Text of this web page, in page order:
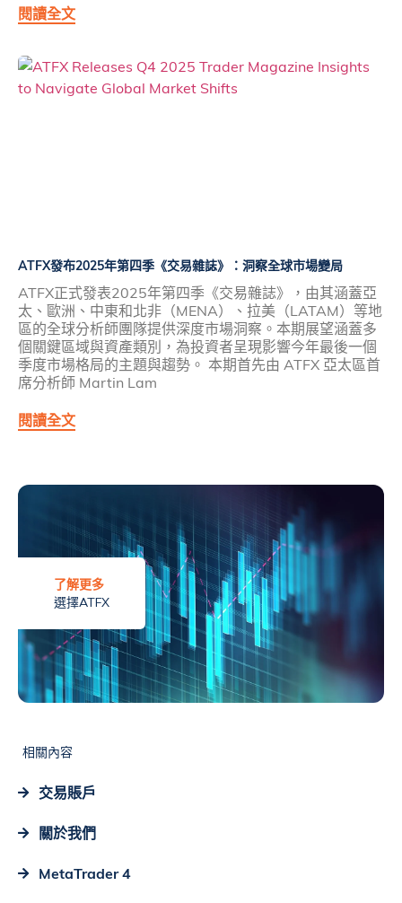
閱讀全文
ATFX發布2025年第四季《交易雜誌》：洞察全球市場變局
ATFX正式發表2025年第四季《交易雜誌》，由其涵蓋亞
太、歐洲、中東和北非（MENA）、拉美（LATAM）等地
區的全球分析師團隊提供深度市場洞察。本期展望涵蓋多
個關鍵區域與資產類別，為投資者呈現影響今年最後一個
季度市場格局的主題與趨勢。 本期首先由 ATFX 亞太區首
席分析師 Martin Lam
閱讀全文
了解更多
選擇ATFX
相關內容
交易賬戶
關於我們
MetaTrader 4